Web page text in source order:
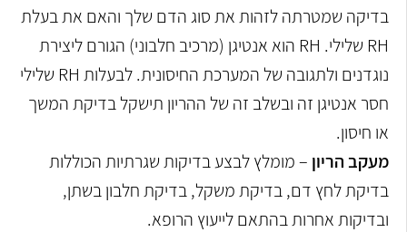
בדיקה שמטרתה לזהות את סוג הדם שלך והאם את בעלת
RH שלילי. RH הוא אנטיגן (מרכיב חלבוני) הגורם ליצירת
נוגדנים ולתגובה של המערכת החיסונית. לבעלות RH שלילי
חסר אנטיגן זה ובשלב זה של ההריון תישקל בדיקת המשך
או חיסון.
מעקב הריון – מומלץ לבצע בדיקות שגרתיות הכוללות
בדיקת לחץ דם, בדיקת משקל, בדיקת חלבון בשתן,
ובדיקות אחרות בהתאם לייעוץ הרופא.